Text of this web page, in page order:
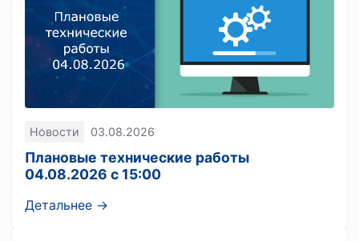
Новости 03.08.2026
Плановые технические работы
04.08.2026 с 15:00
Детальнее →